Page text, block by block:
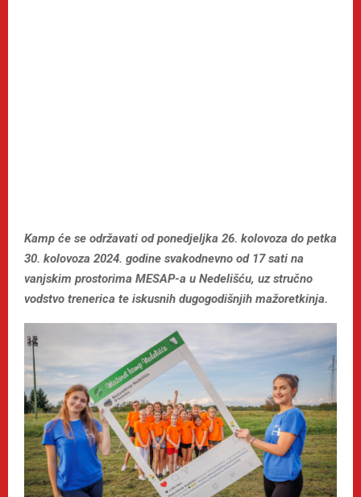
Kamp će se održavati od ponedjeljka 26. kolovoza do petka
30. kolovoza 2024. godine svakodnevno od 17 sati na
vanjskim prostorima MESAP-a u Nedelišću, uz stručno
vodstvo trenerica te iskusnih dugogodišnjih mažoretkinja.